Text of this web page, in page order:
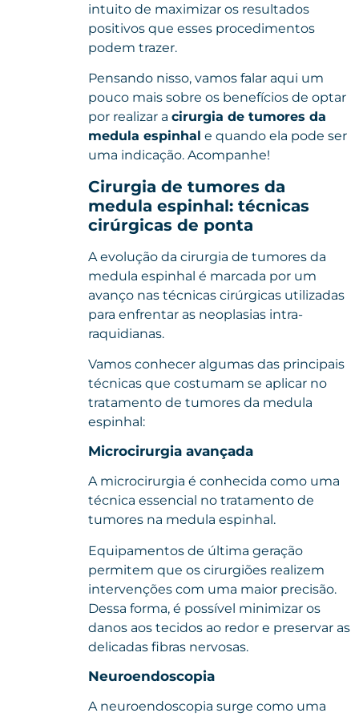
intuito de maximizar os resultados
positivos que esses procedimentos
podem trazer.
Pensando nisso, vamos falar aqui um
pouco mais sobre os benefícios de optar
por realizar a cirurgia de tumores da
medula espinhal e quando ela pode ser
uma indicação. Acompanhe!
Cirurgia de tumores da
medula espinhal: técnicas
cirúrgicas de ponta
A evolução da cirurgia de tumores da
medula espinhal é marcada por um
avanço nas técnicas cirúrgicas utilizadas
para enfrentar as neoplasias intra-
raquidianas.
Vamos conhecer algumas das principais
técnicas que costumam se aplicar no
tratamento de tumores da medula
espinhal:
Microcirurgia avançada
A microcirurgia é conhecida como uma
técnica essencial no tratamento de
tumores na medula espinhal.
Equipamentos de última geração
permitem que os cirurgiões realizem
intervenções com uma maior precisão.
Dessa forma, é possível minimizar os
danos aos tecidos ao redor e preservar as
delicadas fibras nervosas.
Neuroendoscopia
A neuroendoscopia surge como uma